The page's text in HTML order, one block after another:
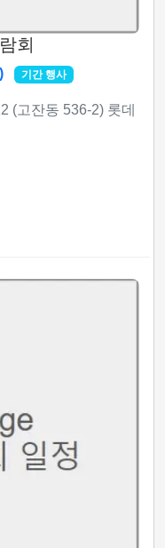
회
기간 행사
(고잔동 536-2) 롯데